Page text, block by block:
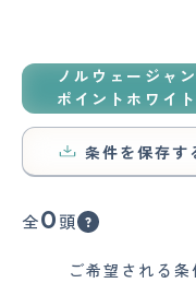
ノルウェージャ
ポイントホワイト
条件を保存す
全0 頭
ご希望される条